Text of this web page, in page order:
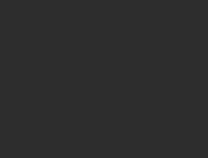
脫落吧
Key From Falling